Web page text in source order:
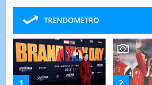
TRENDOMETRO